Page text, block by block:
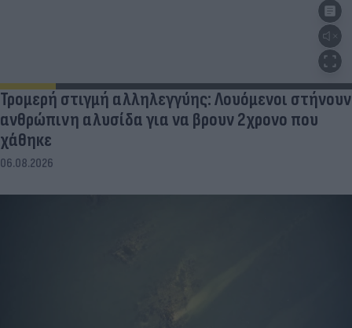
Τρομερή στιγμή αλληλεγγύης: Λουόμενοι στήνουν
ανθρώπινη αλυσίδα για να βρουν 2χρονο που
χάθηκε
06.08.2026